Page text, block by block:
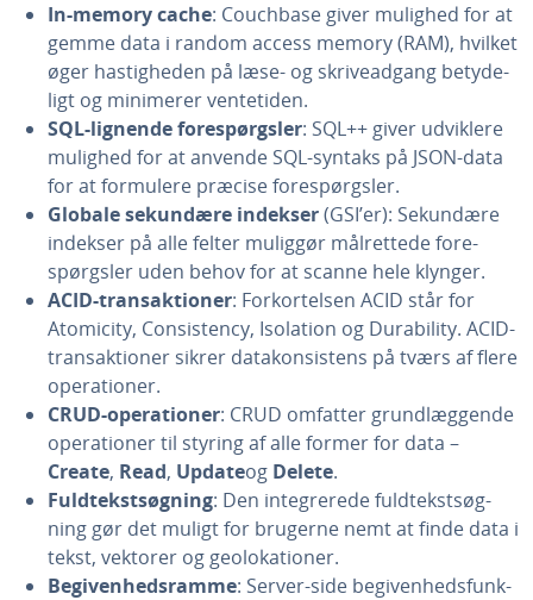
In-memory cache: Couchbase giver mulighed for at
gemme data i random access memory (RAM), hvilket
øger ha­stig­he­den på læse- og skri­ve­ad­gang be­ty­de­
ligt og minimerer ven­te­ti­den.
SQL-lignende fo­re­spørgs­ler: SQL++ giver udviklere
mulighed for at anvende SQL-syntaks på JSON-data
for at formulere præcise fo­re­spørgs­ler.
Globale sekundære indekser(GSI’er): Sekundære
indekser på alle felter muliggør må­l­ret­te­de fo­re­
spørgs­ler uden behov for at scanne hele klynger.
ACID-transak­tio­ner: For­kor­tel­sen ACID står for
Atomicity, Con­si­sten­cy, Isolation og Du­ra­bi­li­ty. ACID-
transak­tio­ner sikrer da­ta­kon­si­stens på tværs af flere
ope­ra­tio­ner.
CRUD-ope­ra­tio­ner: CRUD omfatter grund­læg­gen­de
ope­ra­tio­ner til styring af alle former for data –
Create, Read, Updateog Delete.
Fuld­tekstsøg­ning: Den in­te­gre­re­de fuld­tekstsøg­
ning gør det muligt for brugerne nemt at finde data i
tekst, vektorer og ge­o­lo­ka­tio­ner.
Be­gi­ven­heds­ram­me: Server-side be­gi­ven­heds­funk­